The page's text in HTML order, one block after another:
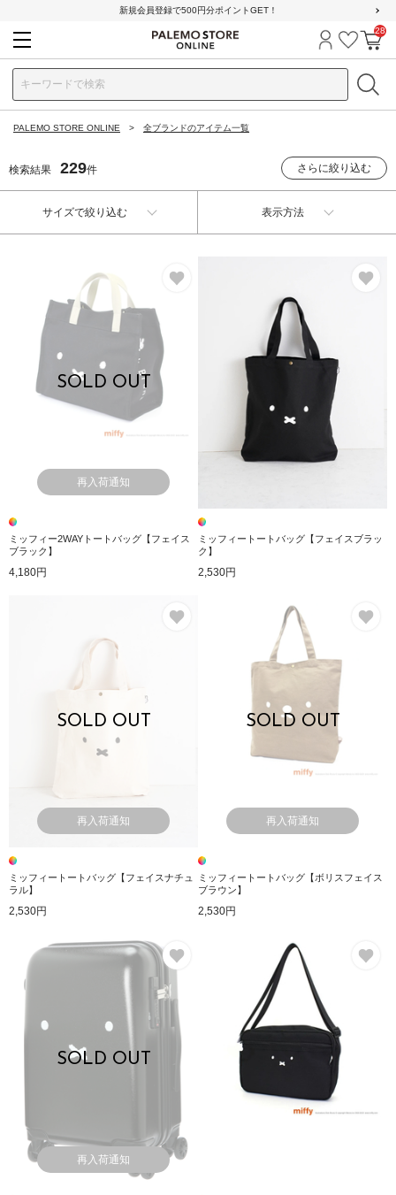
新規会員登録で500円分ポイントGET！
ログイン
お気に
カ
28
PALEMO STORE ONLINE 全ブランドのアイテム一覧
検索結果 229件 さらに絞り込む
サイズで絞り込む 表示方法
SOLD OUT
再入荷通知
ミッフィー2WAYトートバッグ【フェイス
ブラック】
4,180円
ミッフィートートバッグ【フェイスブラッ
ク】
2,530円
SOLD OUT
再入荷通知
ミッフィートートバッグ【フェイスナチュ
ラル】
2,530円
SOLD OUT
再入荷通知
ミッフィートートバッグ【ボリスフェイス
ブラウン】
2,530円
SOLD OUT
再入荷通知